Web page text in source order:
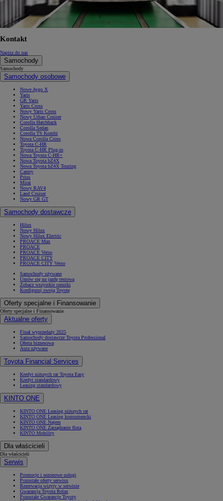
Kontakt
Napisz do nas
Samochody
Samochody
Samochody osobowe
Nowe Aygo X
Yaris
GR Yaris
Yaris Cross
Nowy Yaris Cross
Nowy Urban Cruiser
Corolla Hatchback
Corolla Sedan
Corolla TS Kombi
Nowa Corolla Cross
Toyota C-HR
Toyota C-HR Plug-in
Nowa Toyota C-HR+
Nowa Toyota bZ4X
Nowa Toyota bZ4X Touring
Camry
Prius
Mirai
Nowy RAV4
Land Cruiser
Nowy GR GT
Samochody dostawcze
Hilux
Nowy Hilux
Nowy Hilux Electric
PROACE Max
PROACE
PROACE Verso
PROACE CITY
PROACE CITY Verso
Samochody używane
Umów się na jazdę testową
Zobacz wszystkie cenniki
Konfiguruj swoją Toyotę
Oferty specjalne i Finansowanie
Oferty specjalne i Finansowanie
Aktualne oferty
Finał wyprzedaży 2025
Samochody dostawcze Toyota Professional
Oferta biznesowa
Auta używane
Toyota Financial Services
Kredyt niższych rat Toyota Easy
Kredyt standardowy
Leasing standardowy
KINTO ONE
KINTO ONE Leasing niższych rat
KINTO ONE Leasing konsumencki
KINTO ONE Najem
KINTO ONE Zarządzanie flotą
KINTO Mobility
Dla właścicieli
Dla właścicieli
Serwis
Promocje i sezonowe usługi
Pozostałe oferty serwisu
Rezerwacja wizyty w serwisie
Gwarancja Toyota Relax
Pozostałe Gwarancje Toyoty